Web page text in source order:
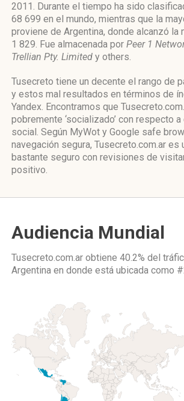
2011. Durante el tiempo ha sido
68 699 en el mundo, mientras que la
proviene de Argentina, donde alcanzó la
1 829. Fue almacenada por Peer 1
Trellian Pty. Limited y others.
Tusecreto tiene un decente el rango de
y estos mal resultados en términos de
Yandex. Encontramos que
pobremente ‘socializado’ con respecto
social. Según MyWot y Google safe
navegación segura, Tusecreto.com.ar es
bastante seguro con revisiones de
positivo.
Audiencia Mundial
Tusecreto.com.ar obtiene 40.2% del
Argentina en donde está ubicada como